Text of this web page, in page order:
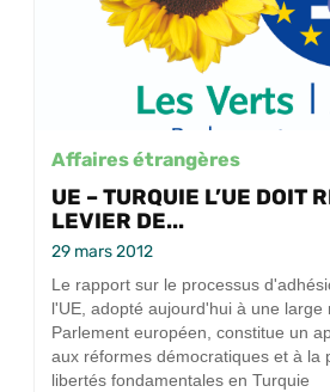
Affaires étrangères
UE – TURQUIE L’UE DOIT
LEVIER DE...
29 mars 2012
Le rapport sur le processus
l'UE, adopté aujourd'hui à une large
Parlement européen, constitue un
aux réformes démocratiques et à la
libertés fondamentales en Turquie